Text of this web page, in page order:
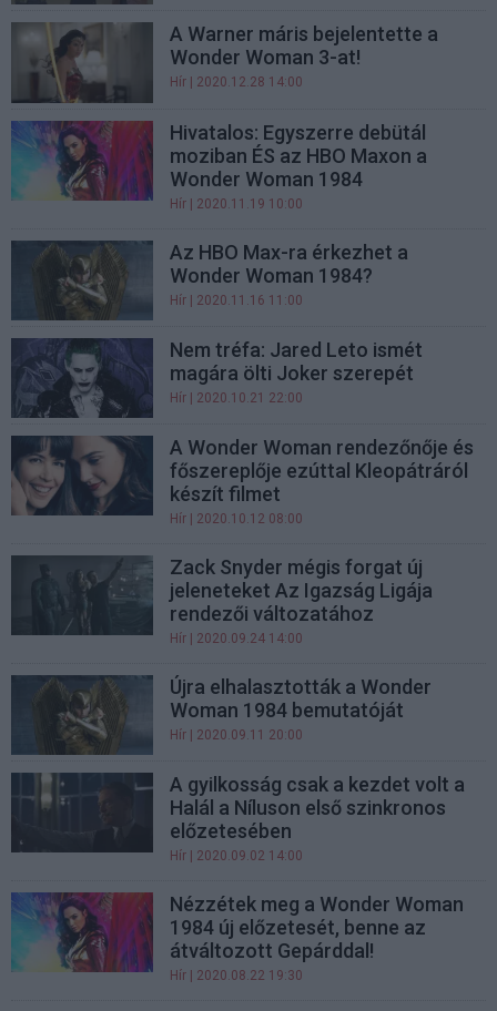
A Warner máris bejelentette a
Wonder Woman 3-at!
Hír | 2020.12.28 14:00
Hivatalos: Egyszerre debütál
moziban ÉS az HBO Maxon a
Wonder Woman 1984
Hír | 2020.11.19 10:00
Az HBO Max-ra érkezhet a
Wonder Woman 1984?
Hír | 2020.11.16 11:00
Nem tréfa: Jared Leto ismét
magára ölti Joker szerepét
Hír | 2020.10.21 22:00
A Wonder Woman rendezőnője és
főszereplője ezúttal Kleopátráról
készít filmet
Hír | 2020.10.12 08:00
Zack Snyder mégis forgat új
jeleneteket Az Igazság Ligája
rendezői változatához
Hír | 2020.09.24 14:00
Újra elhalasztották a Wonder
Woman 1984 bemutatóját
Hír | 2020.09.11 20:00
A gyilkosság csak a kezdet volt a
Halál a Níluson első szinkronos
előzetesében
Hír | 2020.09.02 14:00
Nézzétek meg a Wonder Woman
1984 új előzetesét, benne az
átváltozott Gepárddal!
Hír | 2020.08.22 19:30